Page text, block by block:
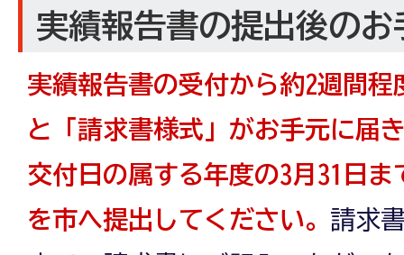
実績報告書の提出後のお
実績報告書の受付から約2週間
と「請求書様式」がお手元に届
交付日の属する年度の3月31日
を市へ提出してください。 請求